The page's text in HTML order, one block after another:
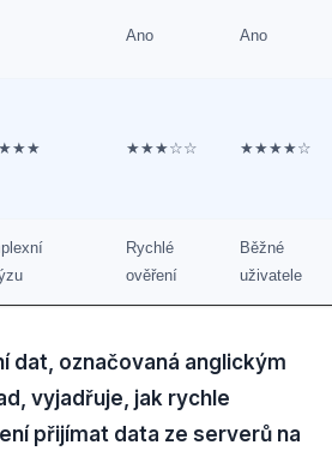
Ano Ano
★★★☆☆ ★★★★☆
Rychlé
ověření
Běžné
uživatele
dat, označovaná anglickým
vyjadřuje, jak rychle
přijímat data ze serverů na